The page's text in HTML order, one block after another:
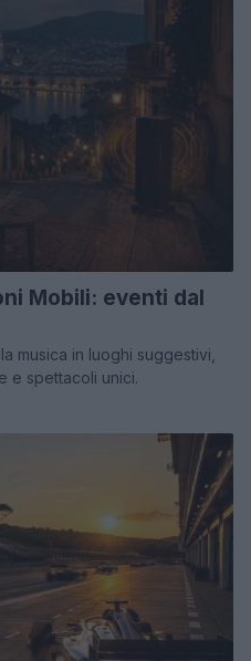
Mobili: eventi dal
musica in luoghi suggestivi,
e spettacoli unici.